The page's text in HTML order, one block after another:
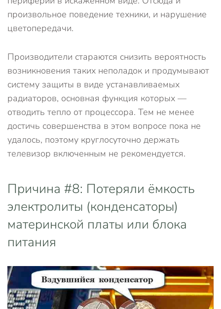
произвольное поведение техники, и нарушение
цветопередачи.
Производители стараются снизить вероятность
возникновения таких неполадок и продумывают
систему защиты в виде устанавливаемых
радиаторов, основная функция которых —
отводить тепло от процессора. Тем не менее
достичь совершенства в этом вопросе пока не
удалось, поэтому круглосуточно держать
телевизор включенным не рекомендуется.
Причина #8: Потеряли ёмкость
электролиты (конденсаторы)
материнской платы или блока
питания